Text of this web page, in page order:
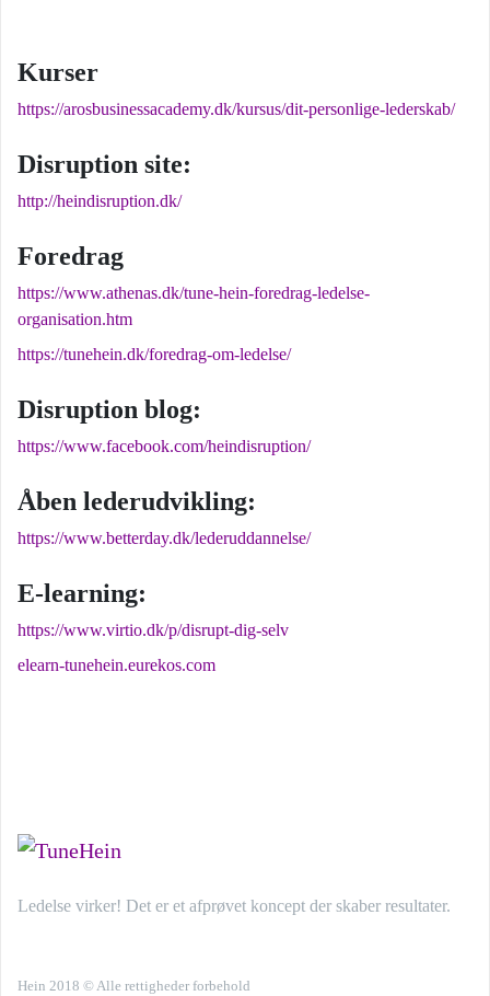
Kurser
https://arosbusinessacademy.dk/kursus/dit-personlige-lederskab/
Disruption site:
http://heindisruption.dk/
Foredrag
https://www.athenas.dk/tune-hein-foredrag-ledelse-
organisation.htm
https://tunehein.dk/foredrag-om-ledelse/
Disruption blog:
https://www.facebook.com/heindisruption/
Åben lederudvikling:
https://www.betterday.dk/lederuddannelse/
E-learning:
https://www.virtio.dk/p/disrupt-dig-selv
elearn-tunehein.eurekos.com
Ledelse virker! Det er et afprøvet koncept der skaber resultater.
Hein 2018 © Alle rettigheder forbehold